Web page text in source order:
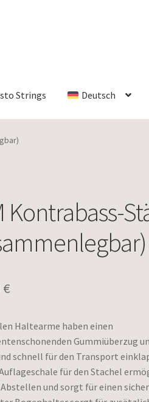
Strings Deutsch
Kontrabass-
€
Haltearme haben einen
Gummiüberzug
schnell für den Transport
für den Stachel
und sorgt für einen